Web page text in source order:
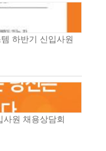
하반기 신입사원
원 채용상담회